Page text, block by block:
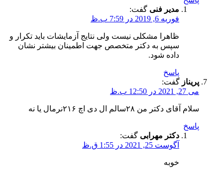
مدیر فنی گفت:
فوریه 6, 2019 در 7:59 ب.ظ
ظاهرا مشکلی نیست ولی نتایج آزمایشات باید تکرار و
سپس به دکتر متخصص جهت اطمینان بیشتر نشان
داده شود.
پاسخ
پریناز گفت:
می 27, 2021 در 12:50 ب.ظ
سلام آقای دکتر من ۲۸سالم ال دی اچ ۲۱۶نرمال یا نه
پاسخ
دکتر مهرابی گفت:
آگوست 25, 2021 در 1:55 ق.ظ
خوبه